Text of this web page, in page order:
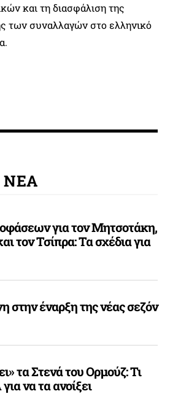
και τη διασφάλιση της
των συναλλαγών στο ελληνικό
ΝΕΑ
για τον Μητσοτάκη,
τον Τσίπρα: Τα σχέδια για
στην έναρξη της νέας σεζόν
τα Στενά του Ορμούζ: Τι
να τα ανοίξει